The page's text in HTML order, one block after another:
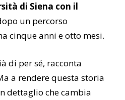
di Siena con il
un percorso
cinque anni e otto mesi.
di per sé, racconta
a rendere questa storia
dettaglio che cambia